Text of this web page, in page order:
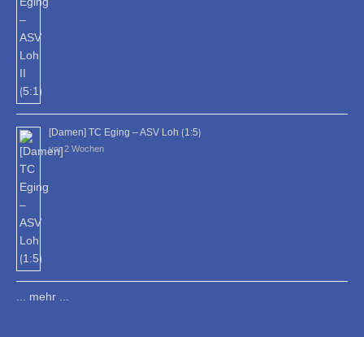
[Damen] TC Eging – ASV Loh ⟮1:5⟯
vor 2 Wochen
... mehr ...